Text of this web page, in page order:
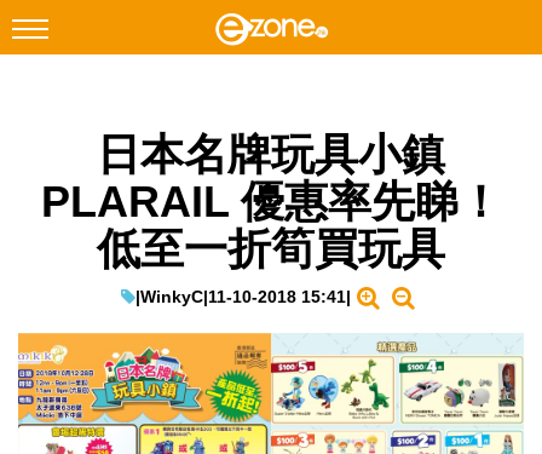
Facebook Instagram
科技焦點
教學評測
EduTech
IT Times
日本名牌玩具小鎮
PLARAIL 優惠率先睇！
低至一折筍買玩具
|WinkyC|11-10-2018 15:41|